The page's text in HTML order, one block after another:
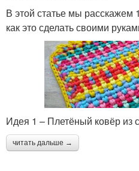
В этой статье мы расскажем
как это сделать своими
Идея 1 – Плетёный ковёр из
читать дальше →